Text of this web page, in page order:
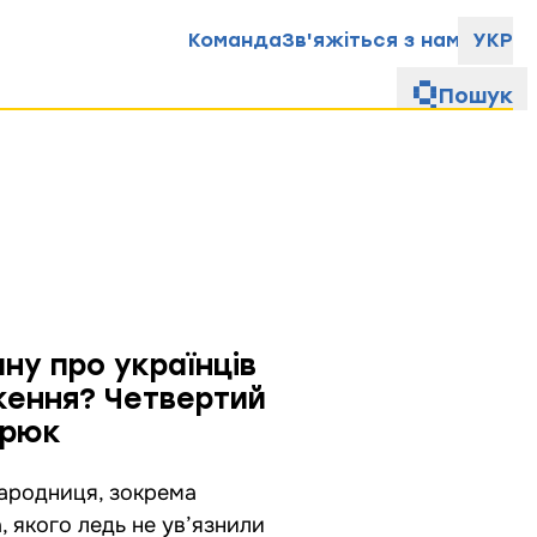
КомандаЗв'яжіться з нами УКР
Пошук
про українців
Четвертий
зокрема
якого ледь не ув’язнили